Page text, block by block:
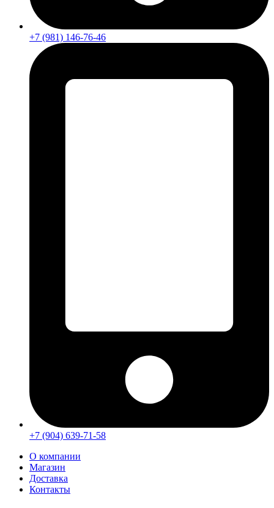
+7 (981) 146-76-46
+7 (904) 639-71-58
О компании
Магазин
Доставка
Контакты